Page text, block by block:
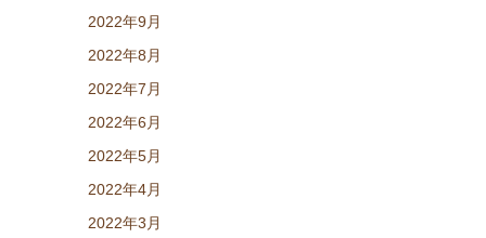
2022年9月
2022年8月
2022年7月
2022年6月
2022年5月
2022年4月
2022年3月